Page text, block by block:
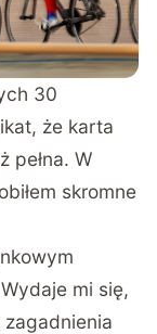
30
że karta
pełna. W
skromne
mi się,